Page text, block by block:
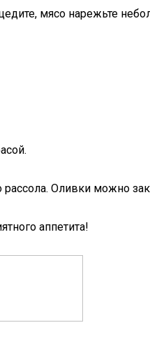
мясо нарежьте
рассола. Оливки можно
аппетита!